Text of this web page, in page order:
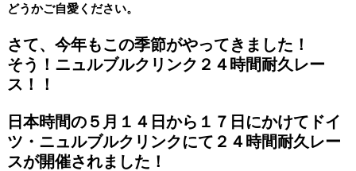
どうかご自愛ください。
さて、今年もこの季節がやってきました！
そう！ニュルブルクリンク２４時間耐久レー
ス！！
日本時間の５月１４日から１７日にかけてドイ
ツ・ニュルブルクリンクにて２４時間耐久レー
スが開催されました！